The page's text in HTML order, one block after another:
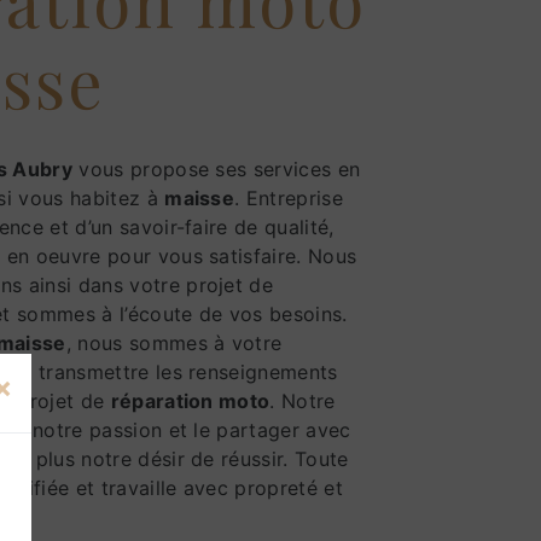
Aubry vous propose ses services en
vous habitez à maisse. Entreprise
et d’un savoir-faire de qualité,
oeuvre pour vous satisfaire. Nous
ainsi dans votre projet de
sommes à l’écoute de vos besoins.
, nous sommes à votre
transmettre les renseignements
projet de réparation moto. Notre
notre passion et le partager avec
plus notre désir de réussir. Toute
et travaille avec propreté et